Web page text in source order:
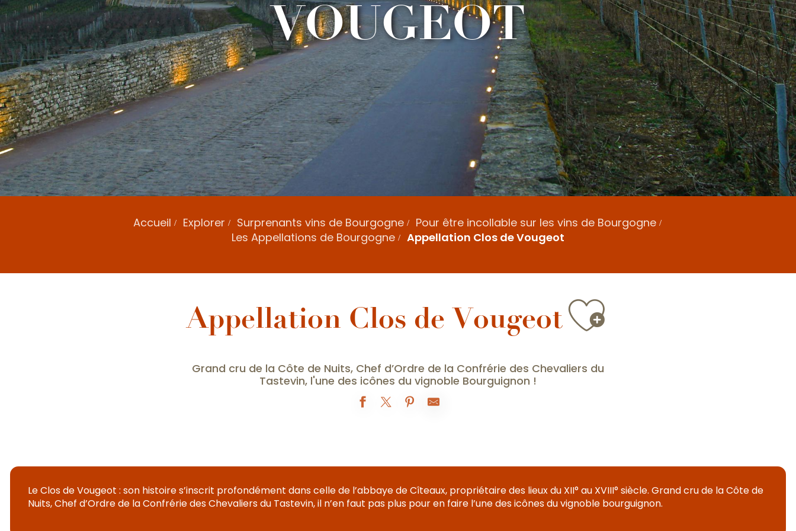
VOUGEOT
Accueil Explorer Surprenants vins de Bourgogne
Pour être incollable sur les vins de Bourgogne
Les Appellations de Bourgogne
Appellation Clos de Vougeot
Appellation Clos de VougeotAjouter
Grand cru de la Côte de Nuits, Chef d’Ordre de la Confrérie des Chevaliers du
Tastevin, l'une des icônes du vignoble Bourguignon !
Le Clos de Vougeot : son histoire s’inscrit profondément dans celle de l’abbaye de Cîteaux, propriétaire des lieux du XII° au XVIII° siècle. Grand cru de la Côte de
Nuits, Chef d’Ordre de la Confrérie des Chevaliers du Tastevin, il n’en faut pas plus pour en faire l’une des icônes du vignoble bourguignon.